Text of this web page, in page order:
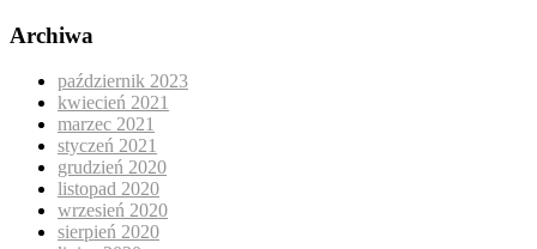
Archiwa
październik 2023
kwiecień 2021
marzec 2021
styczeń 2021
grudzień 2020
listopad 2020
wrzesień 2020
sierpień 2020